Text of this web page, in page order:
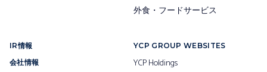
外食・フードサービス
IR情報
会社情報
YCP GROUP WEBSITES
YCP Holdings